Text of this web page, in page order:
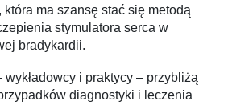
która ma szansę stać się metodą
stymulatora serca w
bradykardii.
i praktycy – przybliżą
ów diagnostyki i leczenia